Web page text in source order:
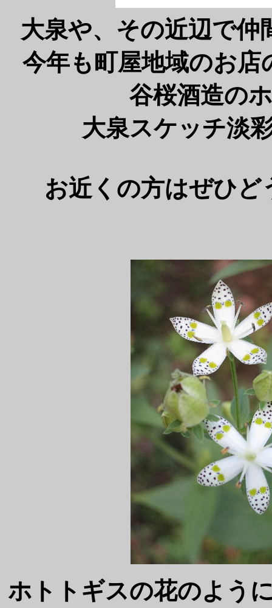
大泉や、その近辺で
今年も町屋地域のお
谷桜酒造の
大泉スケッチ淡
お近くの方はぜひ
ホトトギスの花のよう